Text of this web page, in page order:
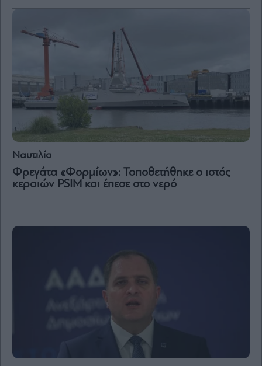
Ναυτιλία
Φρεγάτα «Φορμίων»: Τοποθετήθηκε ο ιστός
κεραιών PSIM και έπεσε στο νερό